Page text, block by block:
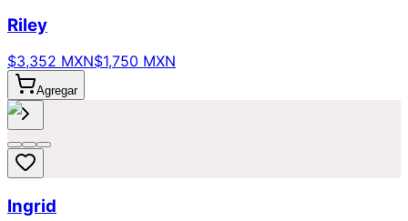
Riley
$3,352 MXN$1,750 MXN
Agregar
Ingrid